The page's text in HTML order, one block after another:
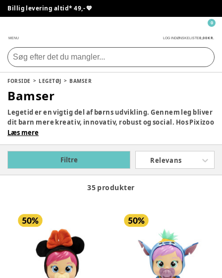
Billig levering altid* 49,- 💙
MENU LOG INDØNSKELISTE0,00 KR.
0
FORSIDE LEGETØJ BAMSER
Bamser
Legetid er en vigtig del af børns udvikling. Gennem leg bliver
dit barn mere kreativ, innovativ, robust og social. Hos Pixizoo
har vi samlet det bedste legetøj til både babyer og børn.
barn her.
Læs mere
Filtre Relevans
35 produkter